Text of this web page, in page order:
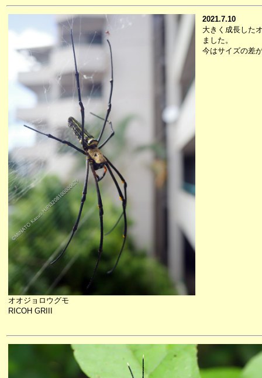
オオジョロウグモ
RICOH GRIII
2021.7.10
大きく成長した
ました。
今はサイズの差